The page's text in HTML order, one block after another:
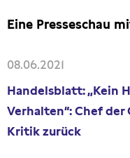
Interviews
Artikel
Presseschau
Eine Presseschau
08.06.2021
Handelsblatt: „Kein
Verhalten“: Chef der
Kritik zurück